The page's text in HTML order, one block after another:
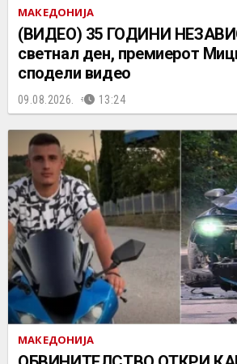
МАКЕДОНИЈА
(ВИДЕО) 35 ГОДИНИ
светнал ден, премиерот
сподели видео
09.08.2026. 13:24
МАКЕДОНИЈА